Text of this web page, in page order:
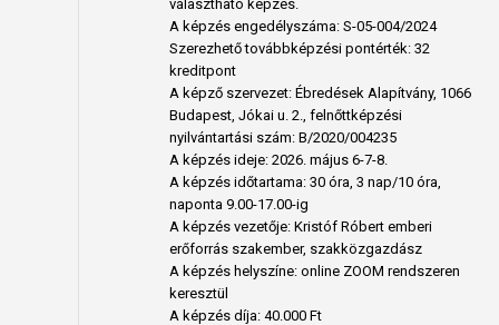
választható képzés.
A képzés engedélyszáma: S-05-004/2024
Szerezhető továbbképzési pontérték: 32
kreditpont
A képző szervezet: Ébredések Alapítvány, 1066
Budapest, Jókai u. 2., felnőttképzési
nyilvántartási szám: B/2020/004235
A képzés ideje: 2026. május 6-7-8.
A képzés időtartama: 30 óra, 3 nap/10 óra,
naponta 9.00-17.00-ig
A képzés vezetője: Kristóf Róbert emberi
erőforrás szakember, szakközgazdász
A képzés helyszíne: online ZOOM rendszeren
keresztül
A képzés díja: 40.000 Ft